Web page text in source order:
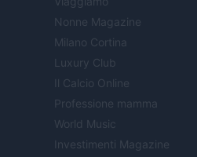
Nonne Magazine
Milano Cortina
Luxury Club
Il Calcio Online
Professione mamma
World Music
Investimenti Magazine